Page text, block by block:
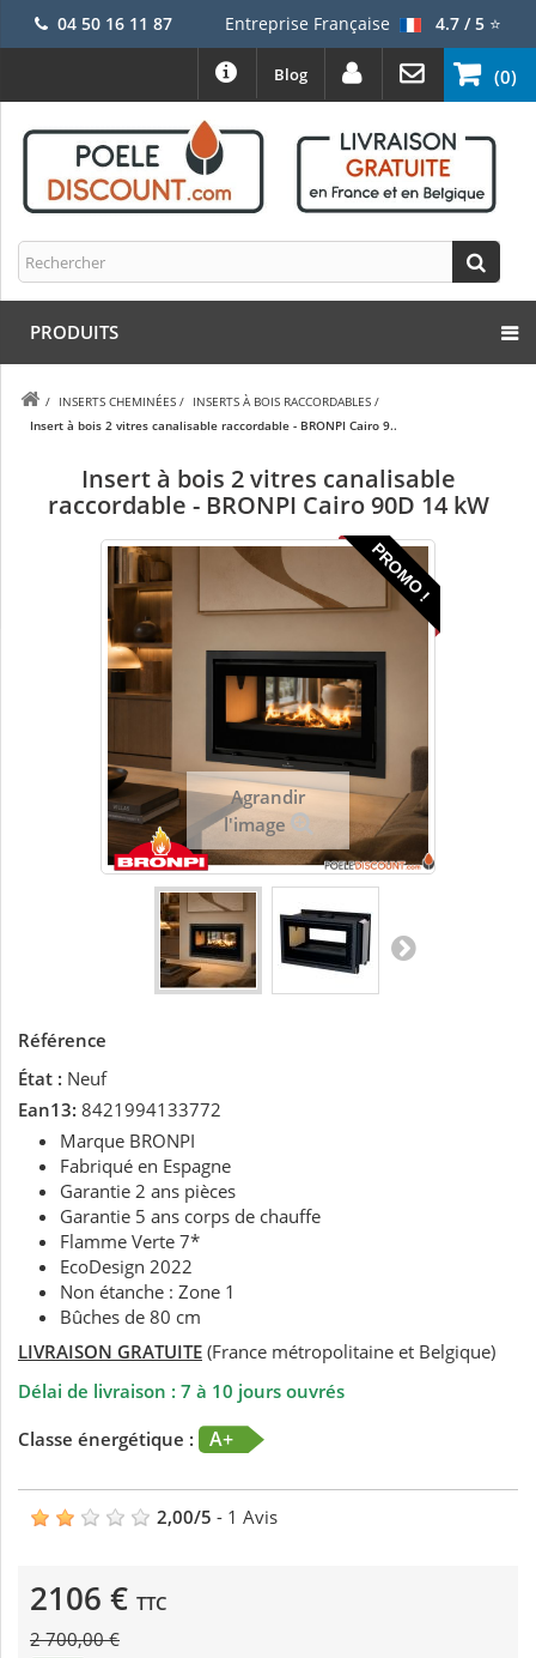
04 50 16 11 87 Entreprise Française 4.7 / 5⭐
(0)
Blog
PRODUITS
/ INSERTS CHEMINÉES / INSERTS À BOIS RACCORDABLES /
Insert à bois 2 vitres canalisable raccordable - BRONPI Cairo 9..
Insert à bois 2 vitres canalisable
raccordable - BRONPI Cairo 90D 14 kW
PROMO !
Agrandir
l'image
Référence
État : Neuf
Ean13: 8421994133772
Marque BRONPI
Fabriqué en Espagne
Garantie 2 ans pièces
Garantie 5 ans corps de chauffe
Flamme Verte 7*
EcoDesign 2022
Non étanche : Zone 1
Bûches de 80 cm
LIVRAISON GRATUITE (France métropolitaine et Belgique)
Délai de livraison : 7 à 10 jours ouvrés
Classe énergétique :
A+
2,00/5 - 1 Avis
2106 € TTC
2 700,00 €